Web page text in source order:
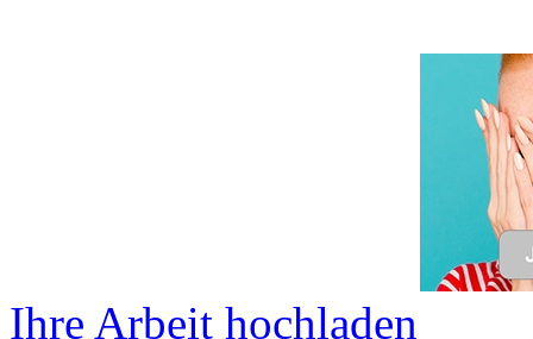
Ihre Arbeit hochladen